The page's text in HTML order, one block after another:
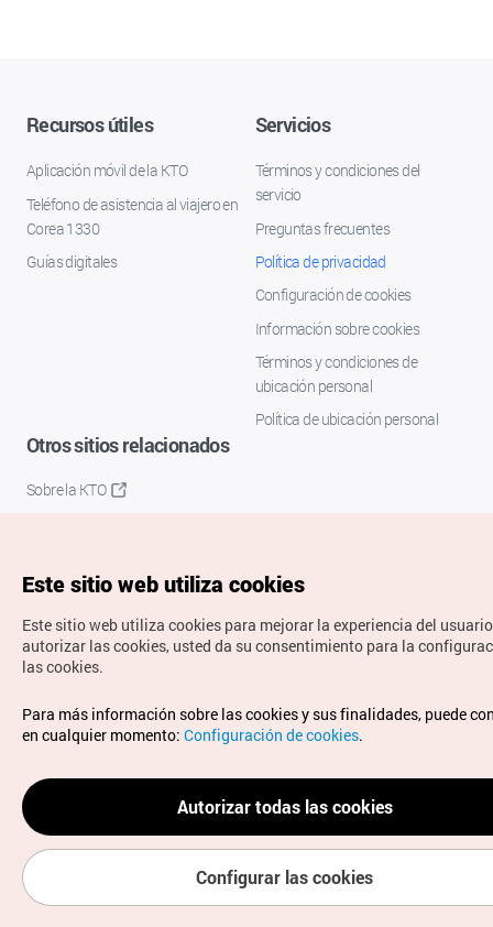
Recursos útiles
Aplicación móvil de la KTO
Teléfono de asistencia al viajero en
Corea 1330
Guías digitales
Servicios
Términos y condiciones del
servicio
Preguntas frecuentes
Política de privacidad
Configuración de cookies
Información sobre cookies
Términos y condiciones de
ubicación personal
Política de ubicación personal
Otros sitios relacionados
Sobre la KTO
Copyrights © Organización de Turismo de Corea. Todos los
derechos reservados.
Para informes de errores y cuestiones relacionadas con el
sitio web, dirija sus consultas al correoelectrónico oficial:
spanish@knto.or.kr
Este sitio web utiliza cookies
Este sitio web utiliza cookies para mejorar la experiencia del
autorizar las cookies, usted da su consentimiento para la
las cookies.
Para más información sobre las cookies y sus finalidades, puede
en cualquier momento: Configuración de cookies.
Autorizar todas las cookies
Configurar las cookies